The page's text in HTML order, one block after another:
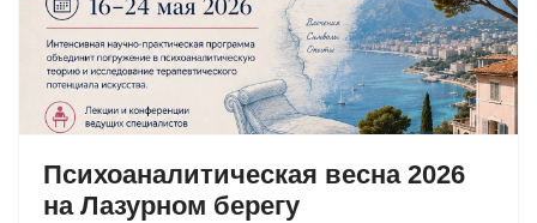
Психоаналитическая весна 2026
на Лазурном берегу